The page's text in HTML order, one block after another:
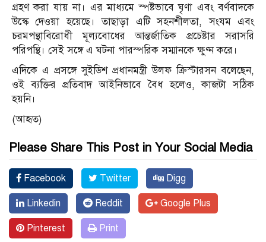
গ্রহণ করা যায় না। এর মাধ্যমে স্পষ্টভাবে ঘৃণা এবং বর্ণবাদকে
উস্কে দেওয়া হয়েছে। তাছাড়া এটি সহনশীলতা, সংযম এবং
চরমপন্থাবিরোধী মূল্যবোধের আন্তর্জাতিক প্রচেষ্টার সরাসরি
পরিপন্থি। সেই সঙ্গে এ ঘটনা পারস্পরিক সম্মানকে ক্ষুণ্ন করে।
এদিকে এ প্রসঙ্গে সুইডিশ প্রধানমন্ত্রী উলফ ক্রিস্টারসন বলেছেন,
ওই ব্যক্তির প্রতিবাদ আইনিভাবে বৈধ হলেও, কাজটা সঠিক
হয়নি।
(আহৃত)
Please Share This Post in Your Social Media
Facebook Twitter Digg
Linkedin Reddit Google Plus
Pinterest Print